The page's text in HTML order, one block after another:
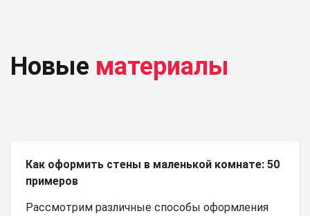
Новые материалы
Как оформить стены в маленькой комнате: 50
примеров
Рассмотрим различные способы оформления